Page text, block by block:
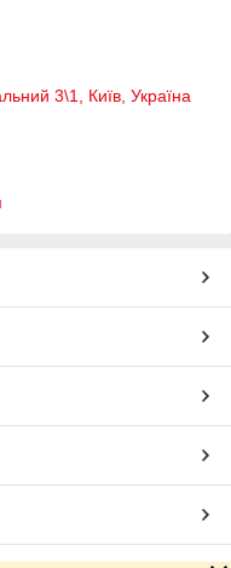
3\1, Київ, Україна